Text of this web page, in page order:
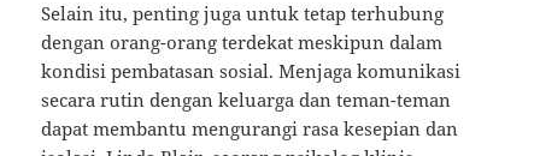
Selain itu, penting juga untuk tetap terhubung
dengan orang-orang terdekat meskipun dalam
kondisi pembatasan sosial. Menjaga komunikasi
secara rutin dengan keluarga dan teman-teman
dapat membantu mengurangi rasa kesepian dan